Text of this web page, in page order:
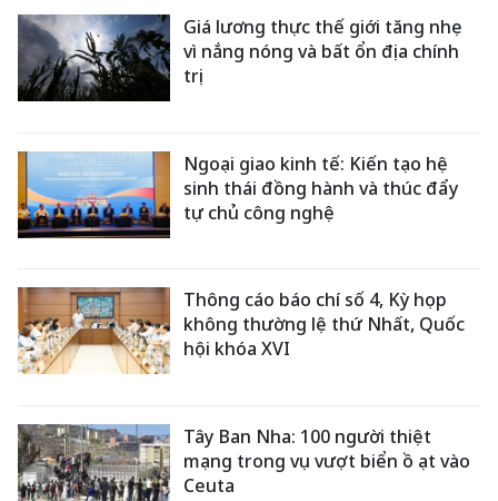
Giá lương thực thế giới tăng nhẹ
vì nắng nóng và bất ổn địa chính
trị
Ngoại giao kinh tế: Kiến tạo hệ
sinh thái đồng hành và thúc đẩy
tự chủ công nghệ
Thông cáo báo chí số 4, Kỳ họp
không thường lệ thứ Nhất, Quốc
hội khóa XVI
Tây Ban Nha: 100 người thiệt
mạng trong vụ vượt biển ồ ạt vào
Ceuta